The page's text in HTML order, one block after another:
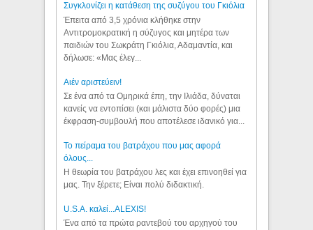
Συγκλονίζει η κατάθεση της συζύγου του Γκιόλια
Έπειτα από 3,5 χρόνια κλήθηκε στην
Αντιτρομοκρατική η σύζυγος και μητέρα των
παιδιών του Σωκράτη Γκιόλια, Αδαμαντία, και
δήλωσε: «Μας έλεγ...
Aιέν αριστεύειν!
Σε ένα από τα Ομηρικά έπη, την Ιλιάδα, δύναται
κανείς να εντοπίσει (και μάλιστα δύο φορές) μια
έκφραση-συμβουλή που αποτέλεσε ιδανικό για...
Το πείραμα του βατράχου που μας αφορά
όλους...
Η θεωρία του βατράχου λες και έχει επινοηθεί για
μας. Την ξέρετε; Είναι πολύ διδακτική.
U.S.A. καλεί...ALEXIS!
Ένα από τα πρώτα ραντεβού του αρχηγού του